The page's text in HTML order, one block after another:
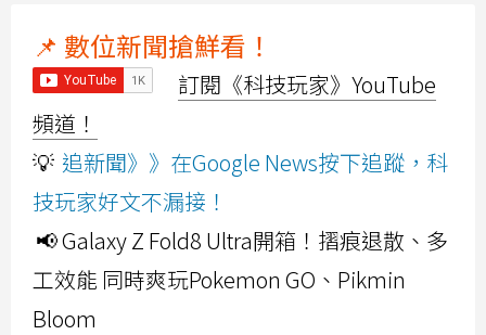
📌 數位新聞搶鮮看！
訂閱《科技玩家》YouTube
頻道！
💡 追新聞》》在Google News按下追蹤，科
技玩家好文不漏接！
📢 Galaxy Z Fold8 Ultra開箱！摺痕退散、多
工效能 同時爽玩Pokemon GO、Pikmin
Bloom